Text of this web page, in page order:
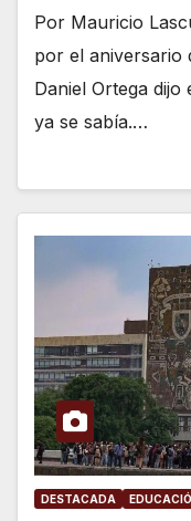
Por Mauricio
por el aniversario
Daniel Ortega
ya se sabía.…
DESTACADA